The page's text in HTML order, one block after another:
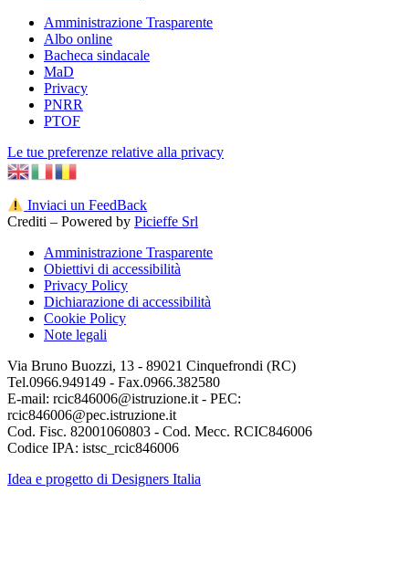
Amministrazione Trasparente
Albo online
Bacheca sindacale
MaD
Privacy
PNRR
PTOF
Le tue preferenze relative alla privacy
Inviaci un FeedBack
Crediti – Powered by Picieffe Srl
Amministrazione Trasparente
Obiettivi di accessibilità
Privacy Policy
Dichiarazione di accessibilità
Cookie Policy
Note legali
Via Bruno Buozzi, 13 - 89021 Cinquefrondi (RC)
Tel.0966.949149 - Fax.0966.382580
E-mail: rcic846006@istruzione.it - PEC:
rcic846006@pec.istruzione.it
Cod. Fisc. 82001060803 - Cod. Mecc. RCIC846006
Codice IPA: istsc_rcic846006
Idea e progetto di Designers Italia